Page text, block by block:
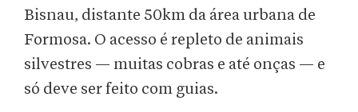
Bisnau, distante 50km da área urbana de
Formosa. O acesso é repleto de animais
silvestres — muitas cobras e até onças — e
só deve ser feito com guias.